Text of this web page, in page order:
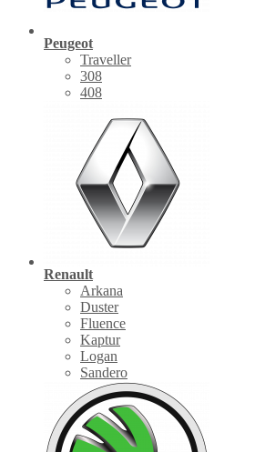
Peugeot
Traveller
308
408
Renault
Arkana
Duster
Fluence
Kaptur
Logan
Sandero